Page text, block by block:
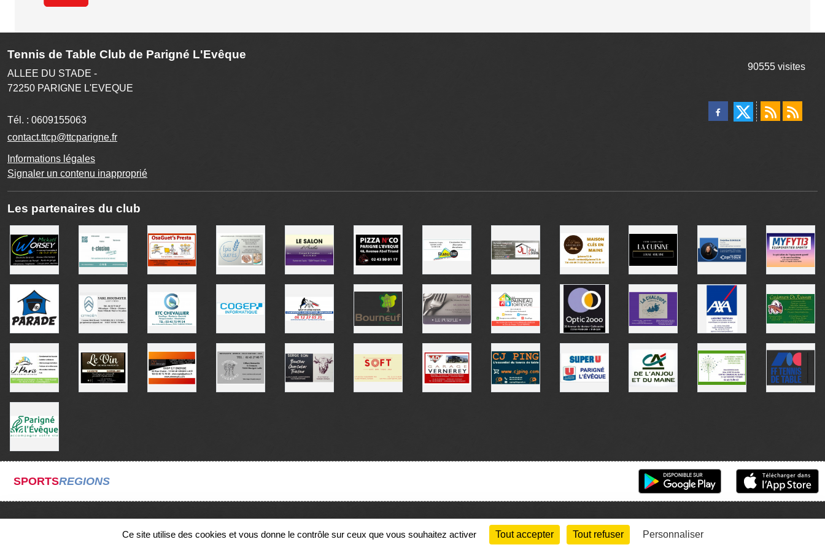
Tennis de Table Club de Parigné L'Evêque
ALLEE DU STADE -
72250 PARIGNE L'EVEQUE
Tél. : 0609155063
contact.ttcp@ttcparigne.fr
Informations légales
Signaler un contenu inapproprié
90555 visites
Les partenaires du club
SPORTSREGIONS
Gestion des cookies
Ce site utilise des cookies et vous donne le contrôle sur ceux que vous souhaitez activer Tout accepter Tout refuser Personnaliser